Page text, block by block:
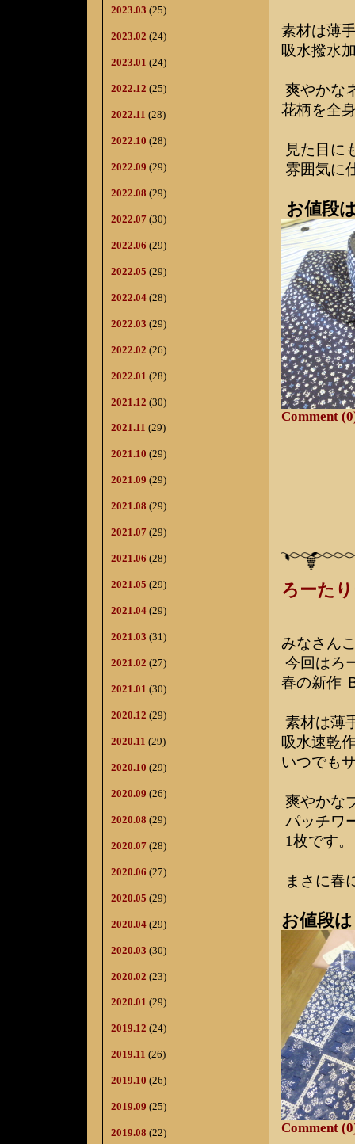
2023.03 (25)
2023.02 (24)
2023.01 (24)
2022.12 (25)
2022.11 (28)
2022.10 (28)
2022.09 (29)
2022.08 (29)
2022.07 (30)
2022.06 (29)
2022.05 (29)
2022.04 (28)
2022.03 (29)
2022.02 (26)
2022.01 (28)
2021.12 (30)
2021.11 (29)
2021.10 (29)
2021.09 (29)
2021.08 (29)
2021.07 (29)
2021.06 (28)
2021.05 (29)
2021.04 (29)
2021.03 (31)
2021.02 (27)
2021.01 (30)
2020.12 (29)
2020.11 (29)
2020.10 (29)
2020.09 (26)
2020.08 (29)
2020.07 (28)
2020.06 (27)
2020.05 (29)
2020.04 (29)
2020.03 (30)
2020.02 (23)
2020.01 (29)
2019.12 (24)
2019.11 (26)
2019.10 (26)
2019.09 (25)
2019.08 (22)
素材は薄
吸水撥水
爽やかな
花柄を全
見た目に
雰囲気に
お値段
Comment
ろーた
みなさん
今回はろ
春の新作
素材は薄
吸水速乾
いつでも
爽やかな
パッチワ
1枚です
まさに春
お値段
Comment